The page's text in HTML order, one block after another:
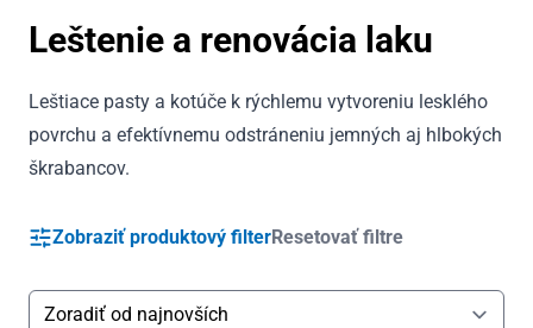
Leštenie a renovácia laku
Leštiace pasty a kotúče k rýchlemu vytvoreniu lesklého
povrchu a efektívnemu odstráneniu jemných aj hlbokých
škrabancov.
Zobraziť produktový filterResetovať filtre